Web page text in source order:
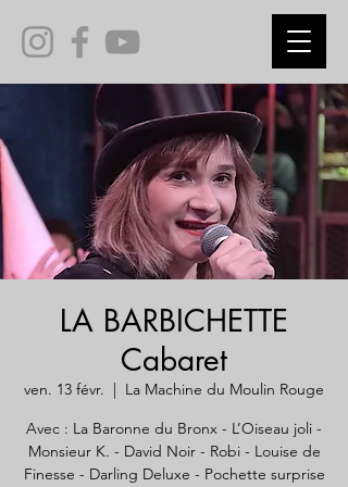
LA BARBICHETTE
Cabaret
ven. 13 févr.
  |
La Machine du Moulin Rouge
Avec : La Baronne du Bronx - L’Oiseau joli -
Monsieur K. - David Noir - Robi - Louise de
Finesse - Darling Deluxe - Pochette surprise